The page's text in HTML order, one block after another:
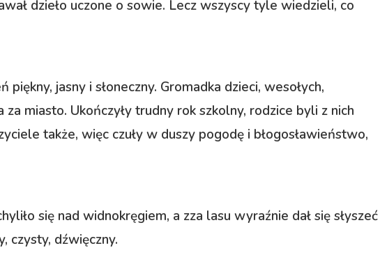
dzieło uczone o sowie. Lecz wszyscy tyle wiedzieli, co
piękny, jasny i słoneczny. Gromadka dzieci, wesołych,
za miasto. Ukończyły trudny rok szkolny, rodzice byli z nich
także, więc czuły w duszy pogodę i błogosławieństwo,
się nad widnokręgiem, a zza lasu wyraźnie dał się słyszeć
czysty, dźwięczny.